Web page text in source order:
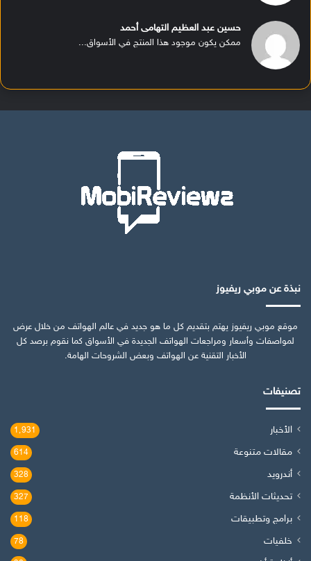
حسين عبد العظيم التهامى أحمد
ممكن يكون موجود هذا المنتج في الأسواق...
نبذة عن موبي ريفيوز
موقع موبي ريفيوز يهتم بتقديم كل ما هو جديد في عالم الهواتف من خلال عرض
لمواصفات وأسعار ومراجعات الهواتف الجديدة في الأسواق كما نقوم برصد كل
الأخبار التقنية عن الهواتف وبعض الشروحات الهامة.
تصنيفات
الأخبار 1٬931
مقالات متنوعة 614
أندرويد 328
تحديثات الأنظمة 327
برامج وتطبيقات 118
خلفيات 78